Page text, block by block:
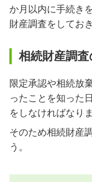
か月以内に手続き
財産調査をしてお
相続財産調査
限定承認や相続放
ったことを知った
をしなければなり
そのため相続財産
う。